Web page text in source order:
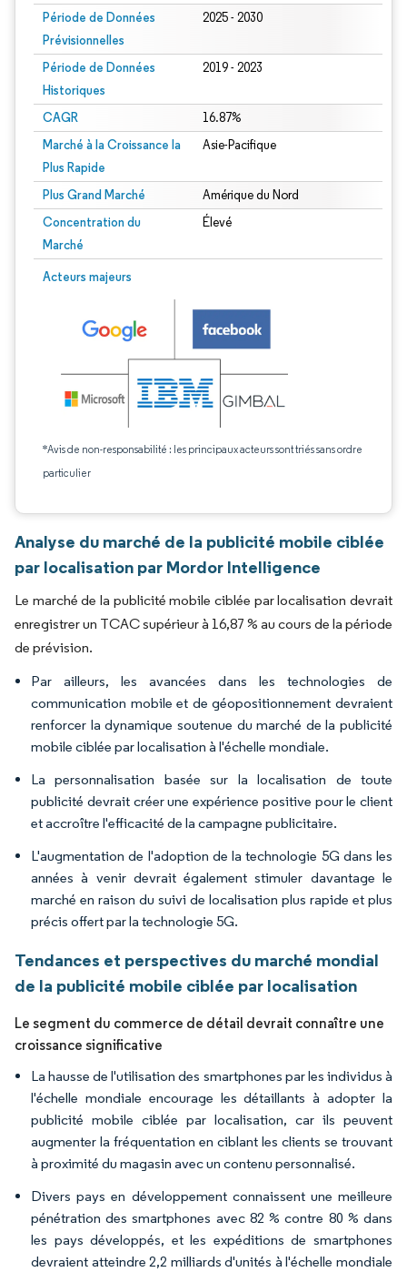
Période de Données
Prévisionnelles
2025 - 2030
Période de Données
Historiques
2019 - 2023
CAGR 16.87%
Marché à la Croissance la
Plus Rapide
Asie-Pacifique
Plus Grand Marché Amérique du Nord
Concentration du
Marché
Élevé
Acteurs majeurs
*Avis de non-responsabilité : les principaux acteurs sont triés sans ordre
particulier
Analyse du marché de la publicité mobile ciblée
par localisation par Mordor Intelligence
Le marché de la publicité mobile ciblée par localisation devrait
enregistrer un TCAC supérieur à 16,87 % au cours de la période
de prévision.
Par ailleurs, les avancées dans les technologies de
communication mobile et de géopositionnement devraient
renforcer la dynamique soutenue du marché de la publicité
mobile ciblée par localisation à l'échelle mondiale.
La personnalisation basée sur la localisation de toute
publicité devrait créer une expérience positive pour le client
et accroître l'efficacité de la campagne publicitaire.
L'augmentation de l'adoption de la technologie 5G dans les
années à venir devrait également stimuler davantage le
marché en raison du suivi de localisation plus rapide et plus
précis offert par la technologie 5G.
Tendances et perspectives du marché mondial
de la publicité mobile ciblée par localisation
Le segment du commerce de détail devrait connaître une
croissance significative
La hausse de l'utilisation des smartphones par les individus à
l'échelle mondiale encourage les détaillants à adopter la
publicité mobile ciblée par localisation, car ils peuvent
augmenter la fréquentation en ciblant les clients se trouvant
à proximité du magasin avec un contenu personnalisé.
Divers pays en développement connaissent une meilleure
pénétration des smartphones avec 82 % contre 80 % dans
les pays développés, et les expéditions de smartphones
devraient atteindre 2,2 milliards d'unités à l'échelle mondiale